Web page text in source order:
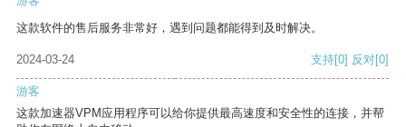
这款软件的售后服务非常好，遇到问题都能得到及时解决。
2024-03-24 支持[0] 反对[0]
游客
这款加速器VPM应用程序可以给你提供最高速度和安全性的连接，并帮